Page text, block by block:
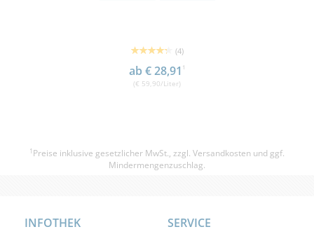
(4)
ab € 28,91 1
(€ 59,90/Liter)
1 Preise inklusive gesetzlicher MwSt., zzgl. Versandkosten und ggf.
Mindermengenzuschlag.
INFOTHEK SERVICE